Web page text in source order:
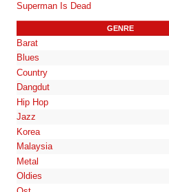
Superman Is Dead
GENRE
Barat
Blues
Country
Dangdut
Hip Hop
Jazz
Korea
Malaysia
Metal
Oldies